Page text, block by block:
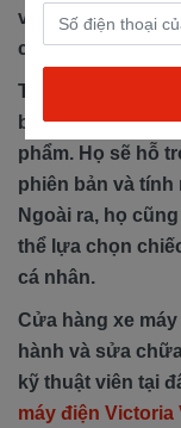
và đã phục vụ
chất lượng dịch
Tại cửa hàng xe
bởi đội ngũ nhân
phẩm. Họ sẽ hỗ
phiên bản và tính
Ngoài ra, họ
thể lựa chọn
cá nhân.
Cửa hàng xe
hành và sửa
kỹ thuật viên tại
máy điện Victoria